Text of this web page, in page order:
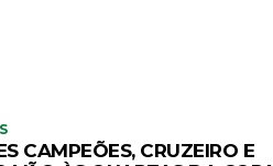
CAMPEÕES, CRUZEIRO E